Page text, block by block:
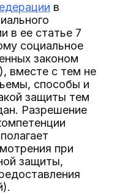
в
в ее статье 7
социальное
законом
вместе с тем не
способы и
защиты тем
Разрешение
при
защиты,